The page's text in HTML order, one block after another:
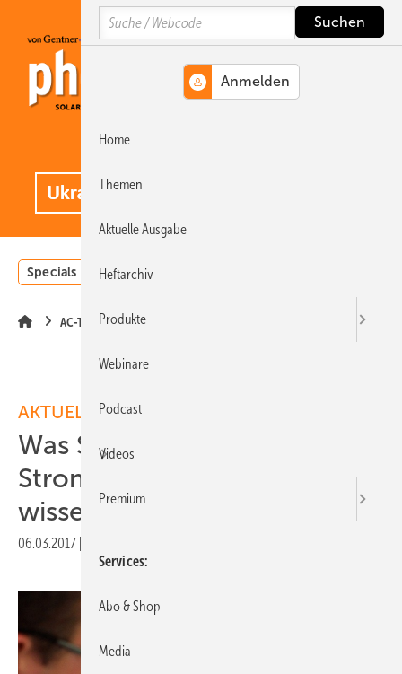
Hauptinhalt
Hauptmenü
SiteSearch
Specials Einstrahlungsatlas
AC-Technik
AKTUELLE MELDUNGEN
Was Sie über digitale
Stromzähler vor dem Start
wissen müssen
06.03.2017
Search
Home
Themen
Aktuelle Ausgabe
Heftarchiv
Produkte
Webinare
Podcast
Videos
Premium
Services
Abo & Shop
Media